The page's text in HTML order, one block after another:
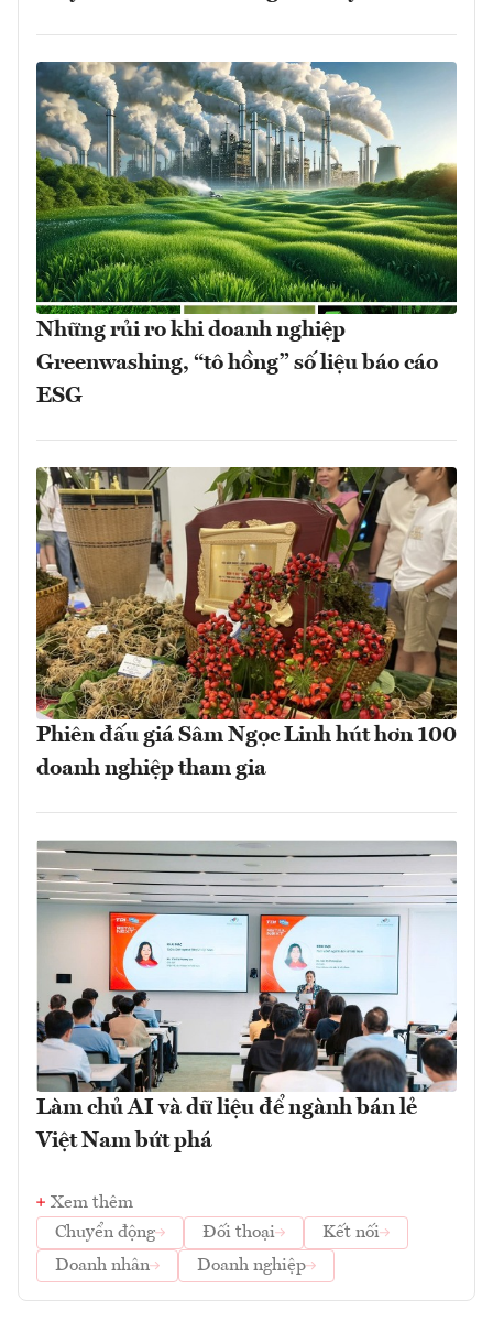
Những rủi ro khi doanh nghiệp
Greenwashing, “tô hồng” số liệu báo cáo
ESG
Phiên đấu giá Sâm Ngọc Linh hút hơn 100
doanh nghiệp tham gia
Làm chủ AI và dữ liệu để ngành bán lẻ
Việt Nam bứt phá
Xem thêm
Chuyển động
Đối thoại
Kết nối
Doanh nhân
Doanh nghiệp